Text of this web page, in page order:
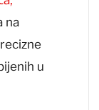
na
u